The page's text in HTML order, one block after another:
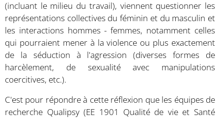
(incluant le milieu du travail), viennent questionner les
représentations collectives du féminin et du masculin et
les interactions hommes - femmes, notamment celles
qui pourraient mener à la violence ou plus exactement
de la séduction à l'agression (diverses formes de
harcèlement, de sexualité avec manipulations
coercitives, etc.).
C'est pour répondre à cette réflexion que les équipes de
recherche Qualipsy (EE 1901 Qualité de vie et Santé